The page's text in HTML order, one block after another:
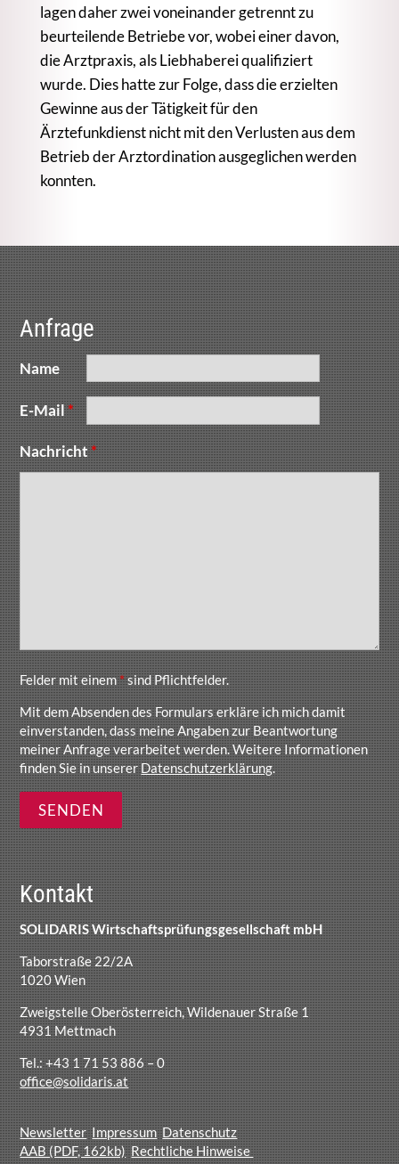
lagen daher zwei voneinander getrennt zu
beurteilende Betriebe vor, wobei einer davon,
die Arztpraxis, als Liebhaberei qualifiziert
wurde. Dies hatte zur Folge, dass die erzielten
Gewinne aus der Tätigkeit für den
Ärztefunkdienst nicht mit den Verlusten aus dem
Betrieb der Arztordination ausgeglichen werden
konnten.
Anfrage
Name
E-Mail*
Nachricht*
Felder mit einem*sind Pflichtfelder.
Mit dem Absenden des Formulars erkläre ich mich damit
einverstanden, dass meine Angaben zur Beantwortung
meiner Anfrage verarbeitet werden. Weitere Informationen
finden Sie in unsererDatenschutzerklärung.
Kontakt
SOLIDARIS Wirtschaftsprüfungsgesellschaft mbH
Taborstraße 22/2A
1020 Wien
Zweigstelle Oberösterreich, Wildenauer Straße 1
4931 Mettmach
Tel.: +43 1 71 53 886 – 0
office@solidaris.at
Newsletter Impressum Datenschutz
AAB (PDF, 162kb) Rechtliche Hinweise